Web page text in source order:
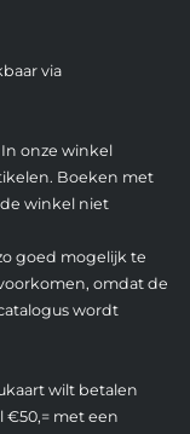
via
onze winkel
Boeken met
winkel niet
goed mogelijk te
omdat de
wordt
wilt betalen
€50,= met een